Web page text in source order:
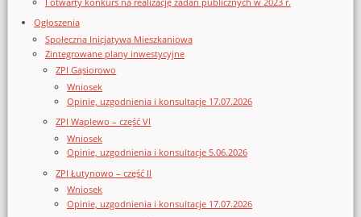
Ogłoszenia
Społeczna Inicjatywa Mieszkaniowa
Zintegrowane plany inwestycyjne
ZPI Gąsiorowo
Wniosek
Opinie, uzgodnienia i konsultacje 17.07.2026
ZPI Waplewo – część VI
Wniosek
Opinie, uzgodnienia i konsultacje 5.06.2026
ZPI Łutynowo – część II
Wniosek
Opinie, uzgodnienia i konsultacje 17.07.2026